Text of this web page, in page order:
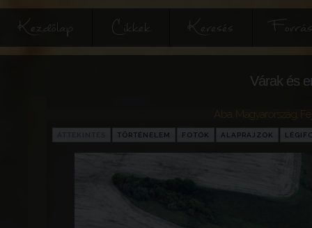
Kezdőlap Cikkek Keresés
Várak és
Magyarország
TÖRTÉNELEM FOTÓK ALAPRAJZOK